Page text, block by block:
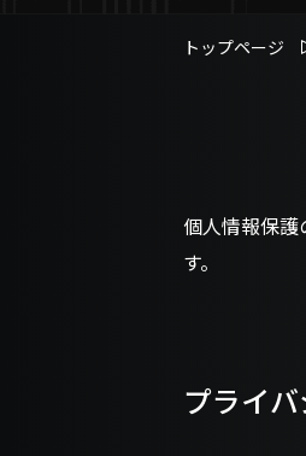
トップページ
個人情報保
す。
プライ